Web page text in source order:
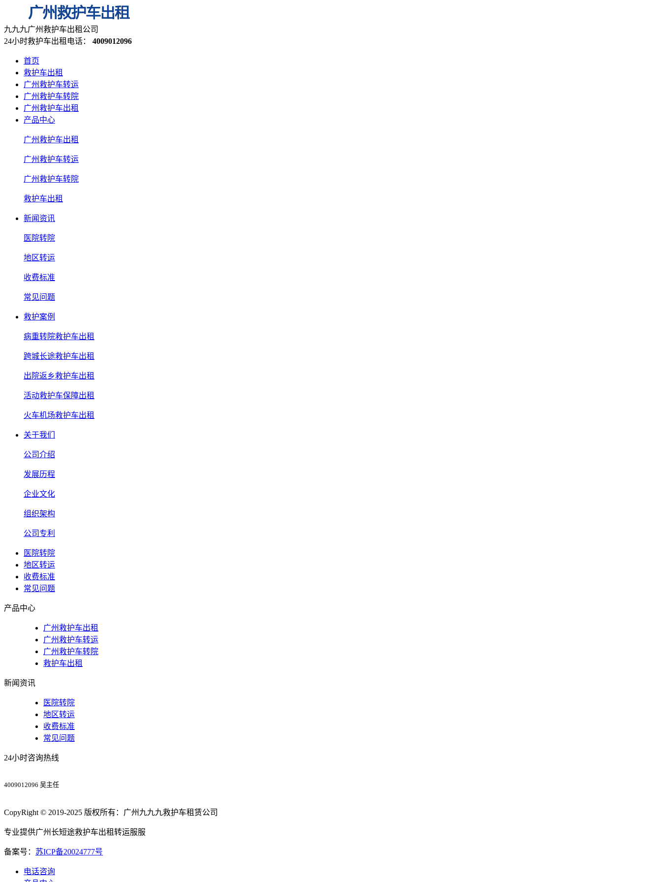
九九九广州救护车出租公司
24小时救护车出租电话：
4009012096
首页
救护车出租
广州救护车转运
广州救护车转院
广州救护车出租
产品中心
广州救护车出租
广州救护车转运
广州救护车转院
救护车出租
新闻资讯
医院转院
地区转运
收费标准
常见问题
救护案例
病重转院救护车出租
跨城长途救护车出租
出院返乡救护车出租
活动救护车保障出租
火车机场救护车出租
关于我们
公司介绍
发展历程
企业文化
组织架构
公司专利
医院转院
地区转运
收费标准
常见问题
产品中心
广州救护车出租
广州救护车转运
广州救护车转院
救护车出租
新闻资讯
医院转院
地区转运
收费标准
常见问题
24小时咨询热线
4009012096 吴主任
CopyRight © 2019-2025 版权所有：广州九九九救护车租赁公司
专业提供广州长短途救护车出租转运服服
备案号： 苏ICP备20024777号
电话咨询